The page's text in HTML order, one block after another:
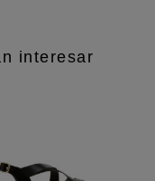
interesar